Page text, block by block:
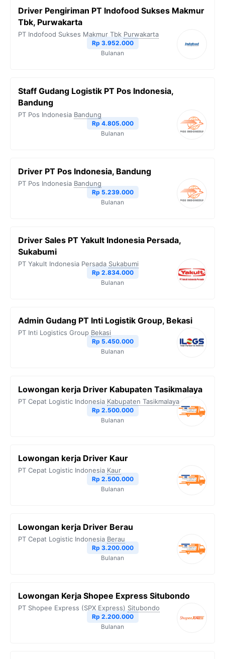
o
o
e
r
a
A
p
i
k
Driver Pengiriman PT Indofood Sukses Makmur
Tbk, Purwakarta
PT Indofood Sukses Makmur Tbk Purwakarta
Rp 3.952.000
Bulanan
Staff Gudang Logistik PT Pos Indonesia,
Bandung
PT Pos Indonesia Bandung
Rp 4.805.000
Bulanan
Driver PT Pos Indonesia, Bandung
PT Pos Indonesia Bandung
Rp 5.239.000
Bulanan
Driver Sales PT Yakult Indonesia Persada,
Sukabumi
PT Yakult Indonesia Persada Sukabumi
Rp 2.834.000
Bulanan
Admin Gudang PT Inti Logistik Group, Bekasi
PT Inti Logistics Group Bekasi
Rp 5.450.000
Bulanan
Lowongan kerja Driver Kabupaten Tasikmalaya
PT Cepat Logistic Indonesia Kabupaten Tasikmalaya
Rp 2.500.000
Bulanan
Lowongan kerja Driver Kaur
PT Cepat Logistic Indonesia Kaur
Rp 2.500.000
Bulanan
Lowongan kerja Driver Berau
PT Cepat Logistic Indonesia Berau
Rp 3.200.000
Bulanan
Lowongan Kerja Shopee Express Situbondo
PT Shopee Express (SPX Express) Situbondo
Rp 2.200.000
Bulanan